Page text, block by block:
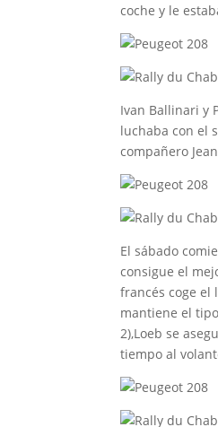
coche y le
Ivan Ballinari y
luchaba con el
compañero
El sábado
consigue el
francés coge el
mantiene el
2),Loeb se
tiempo al